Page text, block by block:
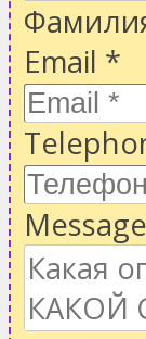
Email *
Message